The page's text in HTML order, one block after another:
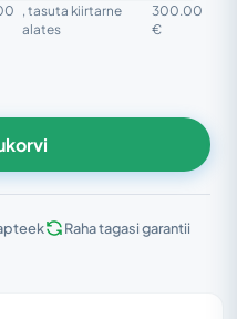
, tasuta kiirtarne
alates
300.00
€
Raha tagasi garantii